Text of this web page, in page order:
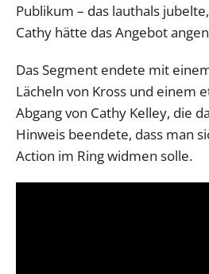
Publikum – das lauthals
Cathy hätte das Angebot
Das Segment endete mit
Lächeln von Kross und einem
Abgang von Cathy Kelley, die
Hinweis beendete, dass man
Action im Ring widmen solle.